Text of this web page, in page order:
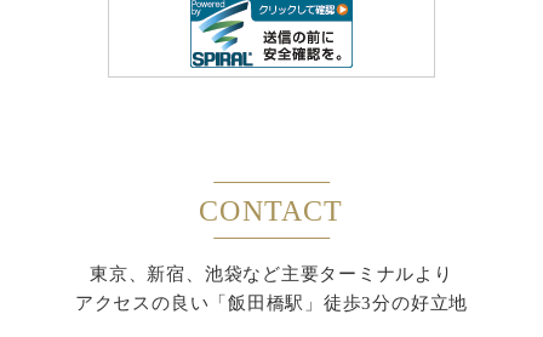
CONTACT
東京、新宿、池袋など主要ターミナルより
アクセスの良い「飯田橋駅」徒歩3分の好立地